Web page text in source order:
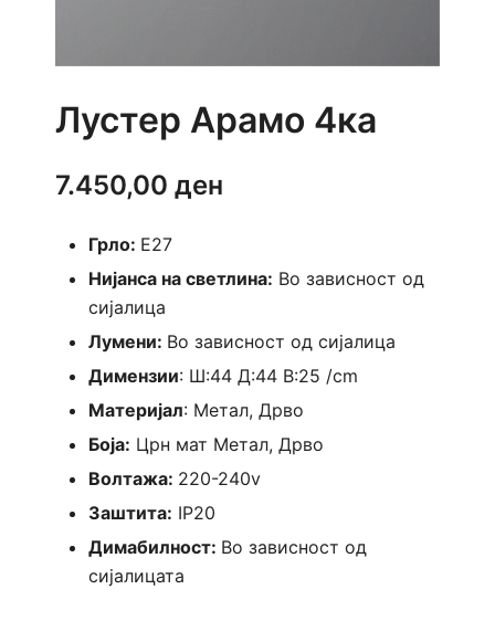
Лустер Арамо 4ка
7.450,00 ден
Грло: E27
Нијанса на светлина: Во зависност од
сијалица
Лумени: Во зависност од сијалица
Димензии: Ш:44 Д:44 В:25 /cm
Материјал: Метал, Дрво
Боја: Црн мат Метал, Дрво
Волтажа: 220-240v
Заштита: IP20
Димабилност: Во зависност од
сијалицата